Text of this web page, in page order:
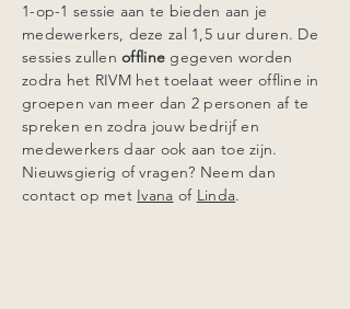
1-op-1 sessie aan te bieden aan je
medewerkers, deze zal 1,5 uur duren. De
sessies zullenoffline gegeven worden
zodra het RIVM het toelaat weer offline in
groepen van meer dan 2 personen af te
spreken en zodra jouw bedrijf en
medewerkers daar ook aan toe zijn.
Nieuwsgierig of vragen? Neem dan
contact op met Ivana of Linda.